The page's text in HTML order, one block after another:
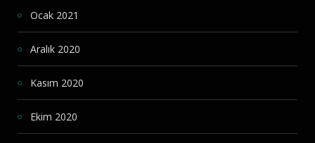
Ocak 2021
Aralık 2020
Kasım 2020
Ekim 2020